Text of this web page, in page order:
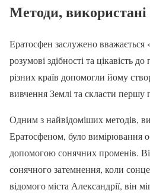
Методи,
Ератосфен заслужено вважається
розумові здібності та цікавість
різних країв допомогли йому
вивчення Землі та скласти першу
Одним з найвідоміших методів,
Ератосфеном, було вимірювання
допомогою сонячних променів.
сонячного затемнення, коли
відомого міста Александрії, він